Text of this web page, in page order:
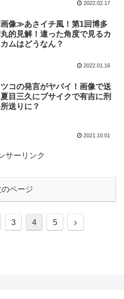
2022.02.17
像≫あさイチ風！第1回博多
的見解！違った角度で見るカ
ムはどうなん？
2022.01.16
コの発言がヤバイ！画像で送
目三久にブサイクで有吉に刑
送りに？
2021.10.01
サーリンク
のページ
3 4 5